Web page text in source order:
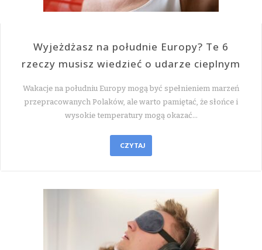
Wyjeżdżasz na południe Europy? Te 6
rzeczy musisz wiedzieć o udarze cieplnym
Wakacje na południu Europy mogą być spełnieniem marzeń
przepracowanych Polaków, ale warto pamiętać, że słońce i
wysokie temperatury mogą okazać…
CZYTAJ